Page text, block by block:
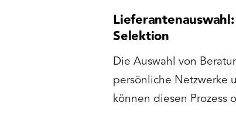
Selektion
Die Auswahl von
persönliche Netzwerke
können diesen Prozess